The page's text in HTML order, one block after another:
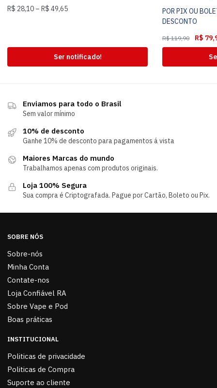
R$ 28,10 – R$ 49,65
Ser notificado!
POR PIX OU
DESCONTO
R$119,90 R$
Enviamos para todo o Brasil
Sem valor mínimo
10% de desconto
Ganhe 10% de desconto para pagamentos á vista
Maiores Marcas do mundo
Trabalhamos apenas com produtos originais.
Loja 100% Segura
Sua compra é Criptografada. Pague por Cartão, Boleto ou Pix.
SOBRE NÓS
Sobre-nós
Minha Conta
Contate-nos
Loja Confiável RA
Sobre Vape e Pod
Boas práticas
INSTITUCIONAL
Politicas de privacidade
Politicas de Compra
Suporte ao cliente